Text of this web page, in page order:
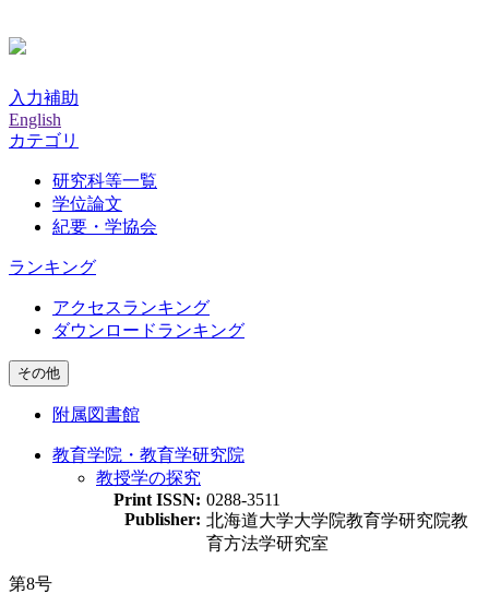
入力補助
English
カテゴリ
研究科等一覧
学位論文
紀要・学協会
ランキング
アクセスランキング
ダウンロードランキング
その他
附属図書館
教育学院・教育学研究院
教授学の探究
Print ISSN: 0288-3511
Publisher: 北海道大学大学院教育学研究院教
育方法学研究室
第8号